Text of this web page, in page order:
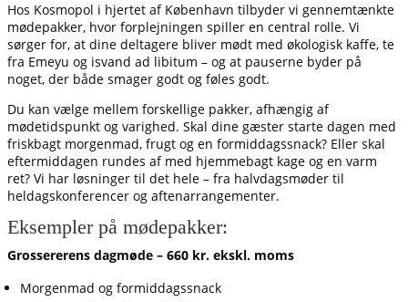
Hos Kosmopol i hjertet af København tilbyder vi gennemtænkte
mødepakker, hvor forplejningen spiller en central rolle. Vi
sørger for, at dine deltagere bliver mødt med økologisk kaffe, te
fra Emeyu og isvand ad libitum – og at pauserne byder på
noget, der både smager godt og føles godt.
Du kan vælge mellem forskellige pakker, afhængig af
mødetidspunkt og varighed. Skal dine gæster starte dagen med
friskbagt morgenmad, frugt og en formiddagssnack? Eller skal
eftermiddagen rundes af med hjemmebagt kage og en varm
ret? Vi har løsninger til det hele – fra halvdagsmøder til
heldagskonferencer og aftenarrangementer.
Eksempler på mødepakker:
Grossererens dagmøde – 660 kr. ekskl. moms
Morgenmad og formiddagssnack